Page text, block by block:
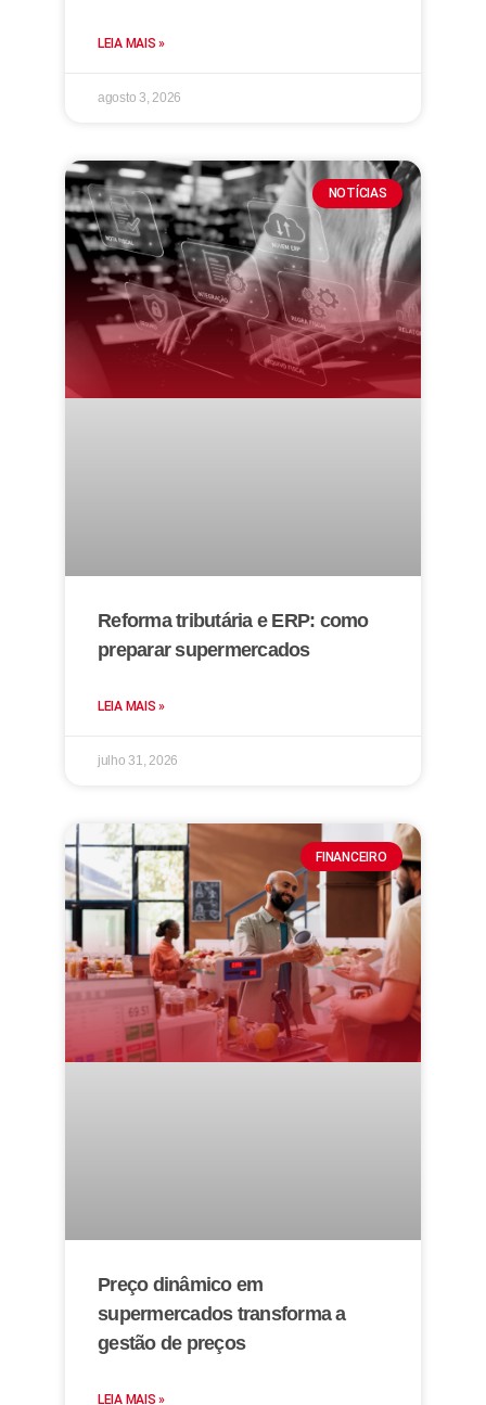
LEIA MAIS »
agosto 3, 2026
NOTÍCIAS
Reforma tributária e ERP: como
preparar supermercados
LEIA MAIS »
julho 31, 2026
FINANCEIRO
Preço dinâmico em
supermercados transforma a
gestão de preços
LEIA MAIS »